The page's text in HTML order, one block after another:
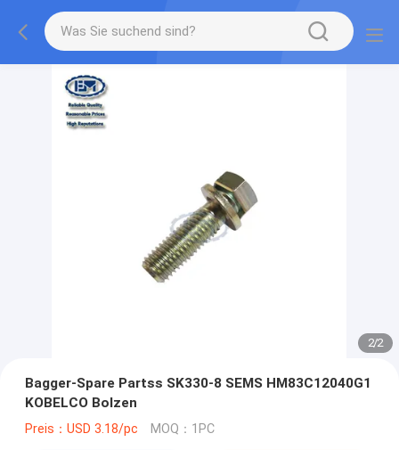
2/2
Bagger-Spare Partss SK330-8 SEMS HM83C12040G1
KOBELCO Bolzen
Preis：USD 3.18/pc MOQ：1PC